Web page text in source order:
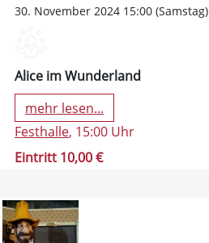
30. November 2024 15:00 (Samstag)
Alice im Wunderland
mehr lesen...
Festhalle, 15:00 Uhr
Eintritt 10,00 €